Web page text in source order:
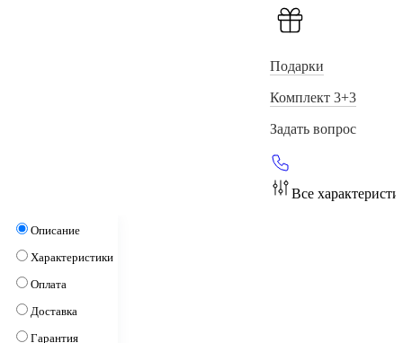
Подарки
Комплект 3+3
Задать вопрос
Все
Описание
Характеристики
Оплата
Доставка
Гарантия